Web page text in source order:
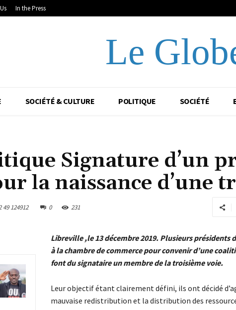
In the Press
Le
SOCIÉTÉ & CULTURE POLITIQUE SOCIÉTÉ
Signature d’un
la naissance d’une
49 124912 0 231
Libreville ,le 13 décembre 2019. Plusieurs présidents
à la chambre de commerce pour convenir d’une
font du signataire un membre de la troisième voie.
Leur objectif étant clairement défini, ils ont décidé
mauvaise redistribution et la distribution des